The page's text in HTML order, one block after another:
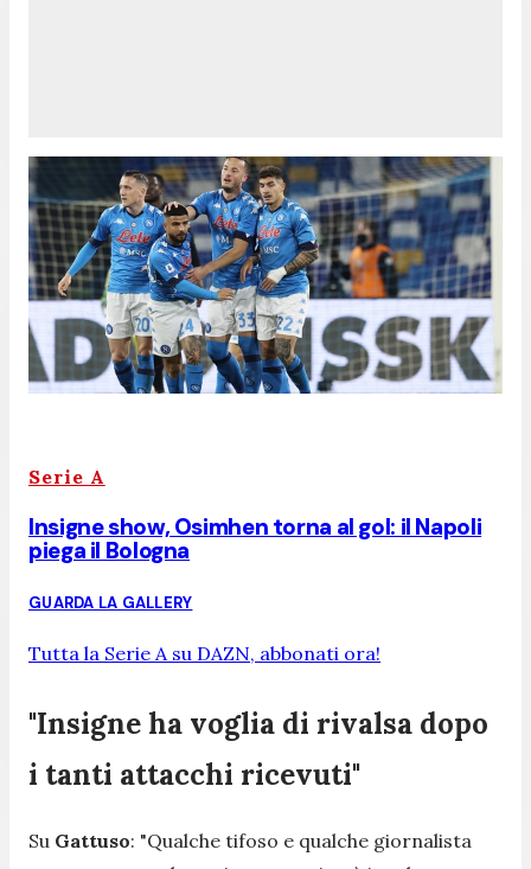
Serie A
Insigne show, Osimhen torna al gol: il Napoli
piega il Bologna
GUARDA LA GALLERY
Tutta la Serie A su DAZN, abbonati ora!
"Insigne ha voglia di rivalsa dopo
i tanti attacchi ricevuti"
Su Gattuso: "Qualche tifoso e qualche giornalista